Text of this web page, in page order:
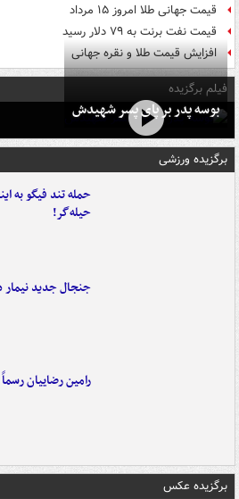
قیمت جهانی طلا امروز ۱۵ مرداد
قیمت نفت برنت به ۷۹ دلار رسید
افزایش قیمت طلا و نقره جهانی
فیلم برگزیده
بوسه‌ پدر بر پای پسر شهیدش
برگزیده ورزشی
حمله تند فیگو به
حیله‌گر!
جنجال جدید نیمار
رامین رضاییان
برگزیده عکس